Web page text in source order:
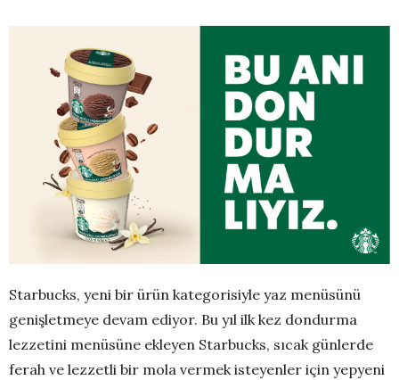
Starbucks, yeni bir ürün kategorisiyle yaz menüsünü
genişletmeye devam ediyor. Bu yıl ilk kez dondurma
lezzetini menüsüne ekleyen Starbucks, sıcak günlerde
ferah ve lezzetli bir mola vermek isteyenler için yepyeni